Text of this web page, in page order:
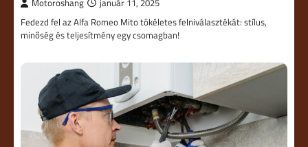
Motoroshang január 11, 2025
Fedezd fel az Alfa Romeo Mito tökéletes felniválasztékát: stílus,
minőség és teljesítmény egy csomagban!